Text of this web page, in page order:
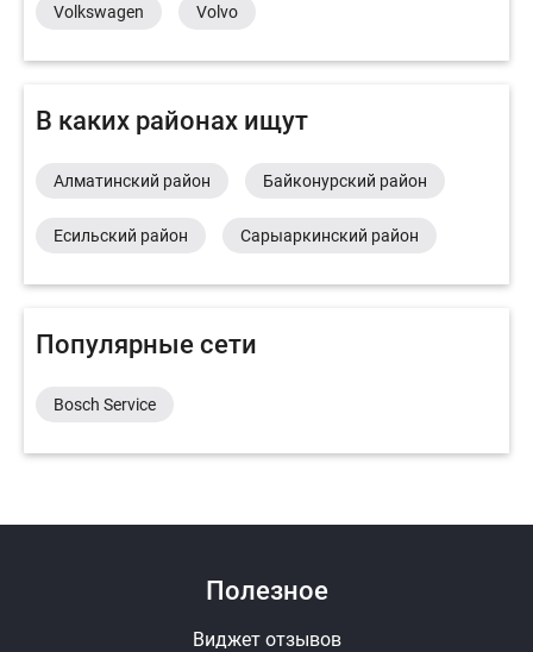
Volkswagen Volvo
В каких районах ищут
Алматинский район Байконурский район
Есильский район Сарыаркинский район
Популярные сети
Bosch Service
Полезное
Виджет отзывов